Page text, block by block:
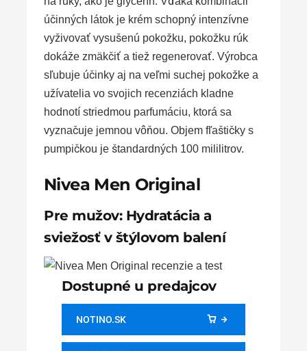
účinných látok je krém schopný intenzívne
vyživovať vysušenú pokožku, pokožku rúk
dokáže zmäkčiť a tiež regenerovať. Výrobca
sľubuje účinky aj na veľmi suchej pokožke a
užívatelia vo svojich recenziách kladne
hodnotí striedmou parfumáciu, ktorá sa
vyznačuje jemnou vôňou. Objem fľaštičky s
pumpičkou je štandardných 100 mililitrov.
Nivea Men Original
Pre mužov: Hydratácia a
sviežosť v štýlovom balení
Dostupné u predajcov
NOTINO.SK